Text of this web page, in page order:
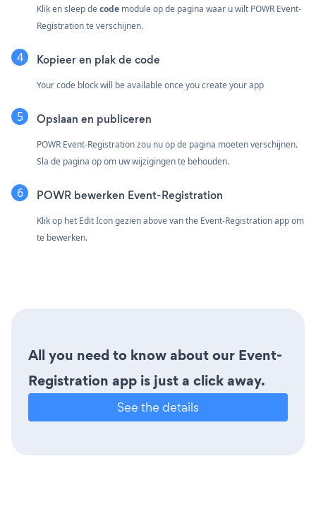
Klik en sleep decode module op de pagina waar u wilt POWR Event-
Registration te verschijnen.
Kopieer en plak de code
Your code block will be available once you create your app
Opslaan en publiceren
POWR Event-Registration zou nu op de pagina moeten verschijnen.
Sla de pagina op om uw wijzigingen te behouden.
POWR bewerken Event-Registration
Klik op het Edit Icongezien above van the Event-Registration app om
te bewerken.
All you need to know about our Event-
Registration app is just a click away.
See the details